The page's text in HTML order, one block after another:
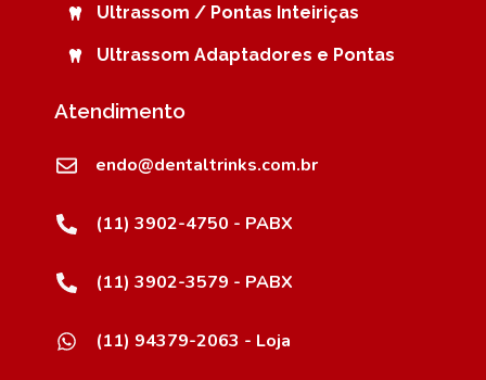
Ultrassom / Pontas Inteiriças
Ultrassom Adaptadores e Pontas
Atendimento
endo@dentaltrinks.com.br
(11) 3902-4750 - PABX
(11) 3902-3579 - PABX
(11) 94379-2063 - Loja